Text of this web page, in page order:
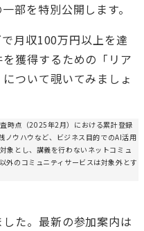
部を特別公開します。
月収100万円以上を達
獲得するための「リア
ついて覗いてみましょ
時点（2025年2月）における累計登録
ウハウなど、ビジネス目的でのAI活用
象とし、講義を行わないネットコミュ
外のコミュニティサービスは対象外とす
た。最新の参加案内は